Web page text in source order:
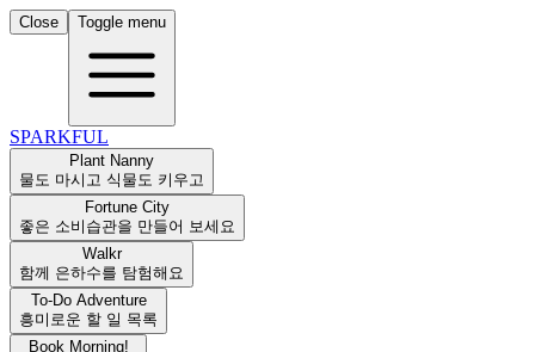
Close Toggle menu
SPARKFUL
Plant Nanny
물도 마시고 식물도 키우고
Fortune City
좋은 소비습관을 만들어 보세요
Walkr
함께 은하수를 탐험해요
To-Do Adventure
흥미로운 할 일 목록
Book Morning!